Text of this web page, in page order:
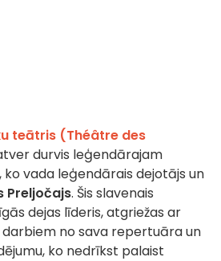
teātris (Théâtre des
durvis leģendārajam
, ko vada leģendārais dejotājs un
Preljočajs. Šis slavenais
dejas līderis, atgriežas ar
no sava repertuāra un
ko nedrīkst palaist